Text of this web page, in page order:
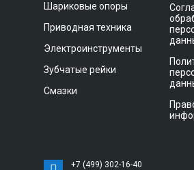
Шариковые опоры
Приводная техника
Электроинструменты
Зубчатые рейки
Смазки
+7 (499) 302-16-40